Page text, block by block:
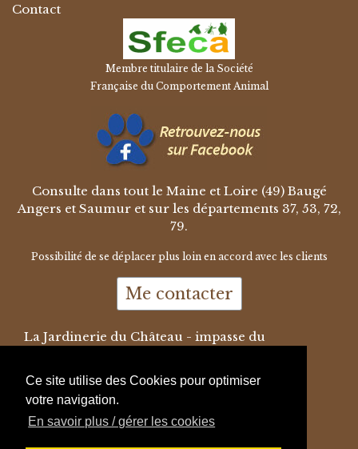
Ce site utilise des Cookies pour optimiser
votre navigation.
En savoir plus / gérer les cookies
Contact
Membre titulaire de la Société
Française du Comportement Animal
Consulte dans tout le Maine et Loire (49) Baugé
Angers et Saumur et sur les départements 37, 53, 72,
79.
Possibilité de se déplacer plus loin en accord avec les clients
Me contacter
La Jardinerie du Château - impasse du
© 2015/2026 - Le Chien et la Famille - Tous
droits réservés -